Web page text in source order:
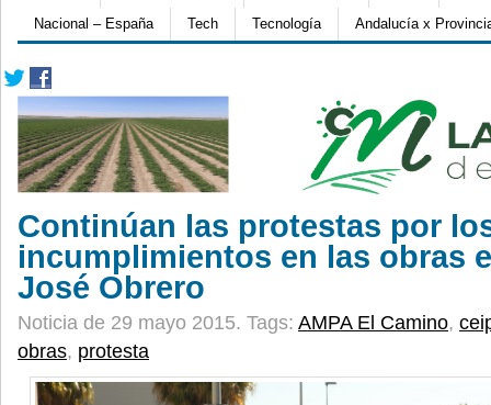
Nacional – España
Tech Tecnología Andalucía x
Continúan las protestas por
incumplimientos en las obras
José Obrero
Noticia de 29 mayo 2015. Tags: AMPA El Camino,
obras, protesta